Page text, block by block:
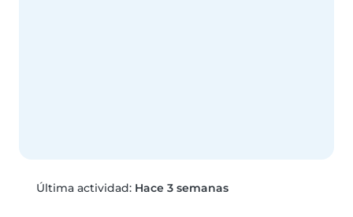
Última actividad: Hace 3 semanas